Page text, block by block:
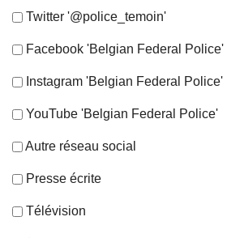
Twitter '@police_temoin'
Facebook 'Belgian Federal Police'
Instagram 'Belgian Federal Police'
YouTube 'Belgian Federal Police'
Autre réseau social
Presse écrite
Télévision